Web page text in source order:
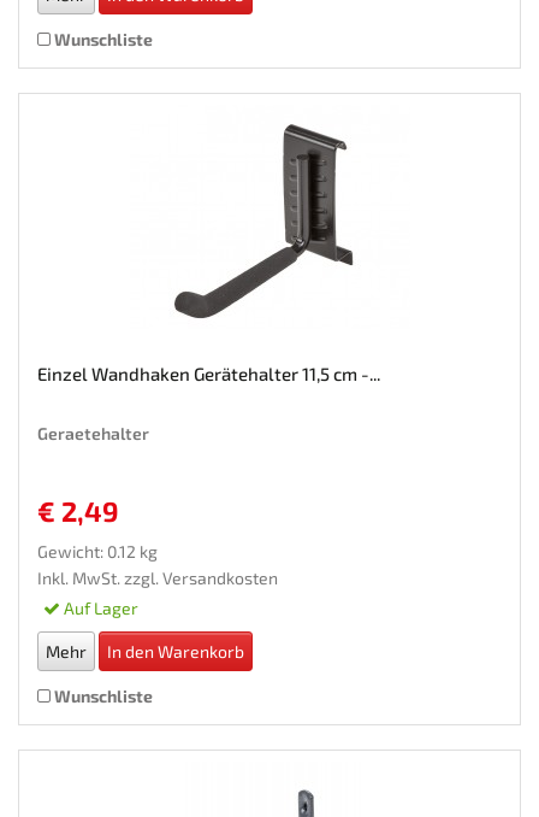
Wunschliste
Einzel Wandhaken Gerätehalter 11,5 cm -...
Geraetehalter
€ 2,49
Gewicht: 0.12 kg
Inkl. MwSt. zzgl. Versandkosten
Auf Lager
Mehr In den Warenkorb
Wunschliste